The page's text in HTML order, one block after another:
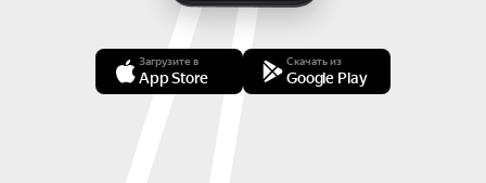
Загрузите в
App Store
Скачать из
Google Play